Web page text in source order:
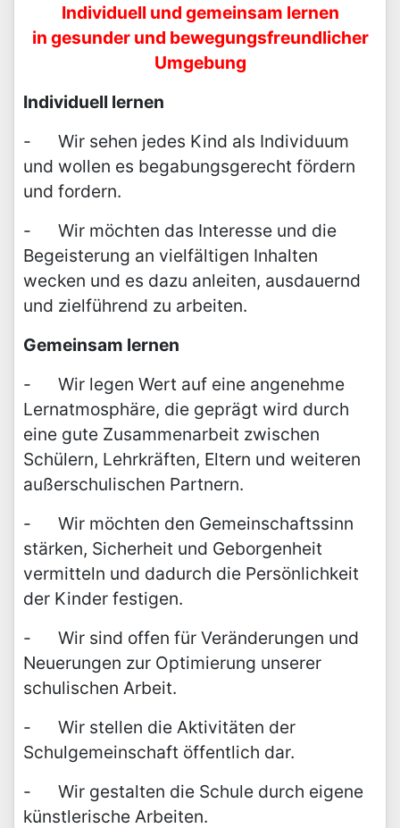
Individuell und gemeinsam lernen
in gesunder und bewegungsfreundlicher
Umgebung
Individuell lernen
- Wir sehen jedes Kind als Individuum
und wollen es begabungsgerecht fördern
und fordern.
- Wir möchten das Interesse und die
Begeisterung an vielfältigen Inhalten
wecken und es dazu anleiten, ausdauernd
und zielführend zu arbeiten.
Gemeinsam lernen
- Wir legen Wert auf eine angenehme
Lernatmosphäre, die geprägt wird durch
eine gute Zusammenarbeit zwischen
Schülern, Lehrkräften, Eltern und weiteren
außerschulischen Partnern.
- Wir möchten den Gemeinschaftssinn
stärken, Sicherheit und Geborgenheit
vermitteln und dadurch die Persönlichkeit
der Kinder festigen.
- Wir sind offen für Veränderungen und
Neuerungen zur Optimierung unserer
schulischen Arbeit.
- Wir stellen die Aktivitäten der
Schulgemeinschaft öffentlich dar.
- Wir gestalten die Schule durch eigene
künstlerische Arbeiten.